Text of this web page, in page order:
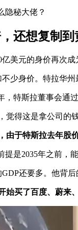
隐秘大佬？
还想复制到
美元的身价再次
少身价。特拉华
，特斯拉董事会通
得这是拿公司的
于特斯拉去年股
是2035年之前，
还要多。他背
始买了百度、蔚来